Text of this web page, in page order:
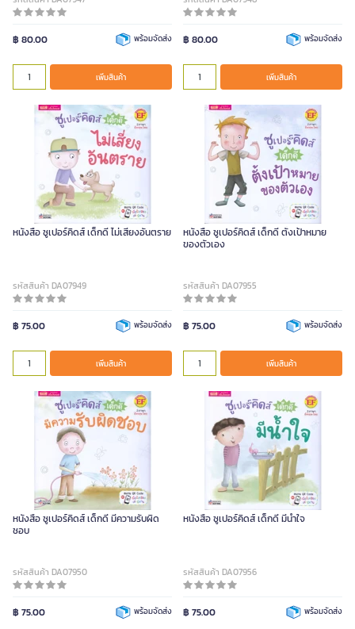
฿ 80.00 พร้อมจัดส่ง
เพิ่มสินค้า
฿ 80.00 พร้อมจัดส่ง
เพิ่มสินค้า
หนังสือ ซูเปอร์คิดส์ เด็กดี ไม่เสี่ยงอันตราย
รหัสสินค้า DA07949
฿ 75.00 พร้อมจัดส่ง
เพิ่มสินค้า
หนังสือ ซูเปอร์คิดส์ เด็กดี ตั้งเป้าหมาย
ของตัวเอง
รหัสสินค้า DA07955
฿ 75.00 พร้อมจัดส่ง
เพิ่มสินค้า
หนังสือ ซูเปอร์คิดส์ เด็กดี มีความรับผิด
ชอบ
รหัสสินค้า DA07950
฿ 75.00 พร้อมจัดส่ง
หนังสือ ซูเปอร์คิดส์ เด็กดี มีน้ำใจ
รหัสสินค้า DA07956
฿ 75.00 พร้อมจัดส่ง